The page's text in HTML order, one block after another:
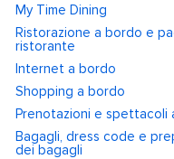
My Time Dining
Ristorazione a bordo e
ristorante
Internet a bordo
Shopping a bordo
Prenotazioni e spettacoli
Bagagli, dress code e
dei bagagli